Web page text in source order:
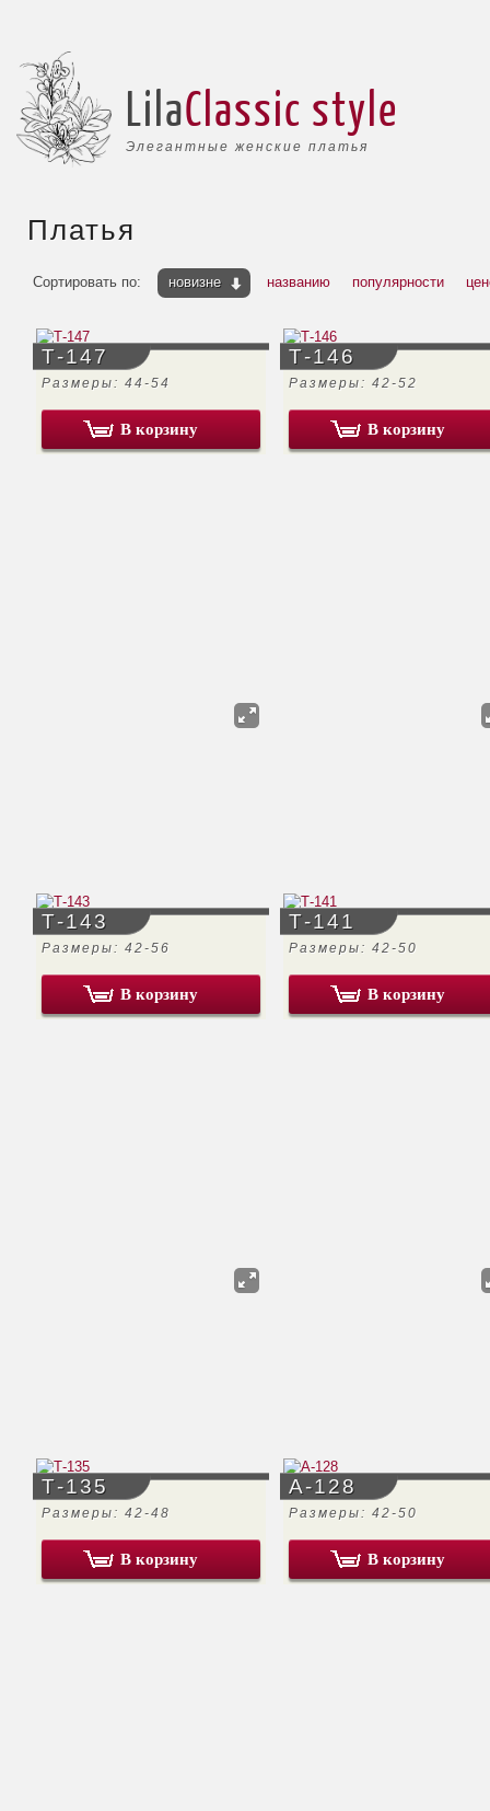
Элегантные женские платья
LilaClassic style
Платья
Сортировать по: новизне названию популярности
Т-147
Размеры: 44-54
В корзину
Т-146
Размеры: 42-52
В корзину
Т-143
Размеры: 42-56
В корзину
Т-141
Размеры: 42-50
В корзину
Т-135
Размеры: 42-48
В корзину
А-128
Размеры: 42-50
В корзину